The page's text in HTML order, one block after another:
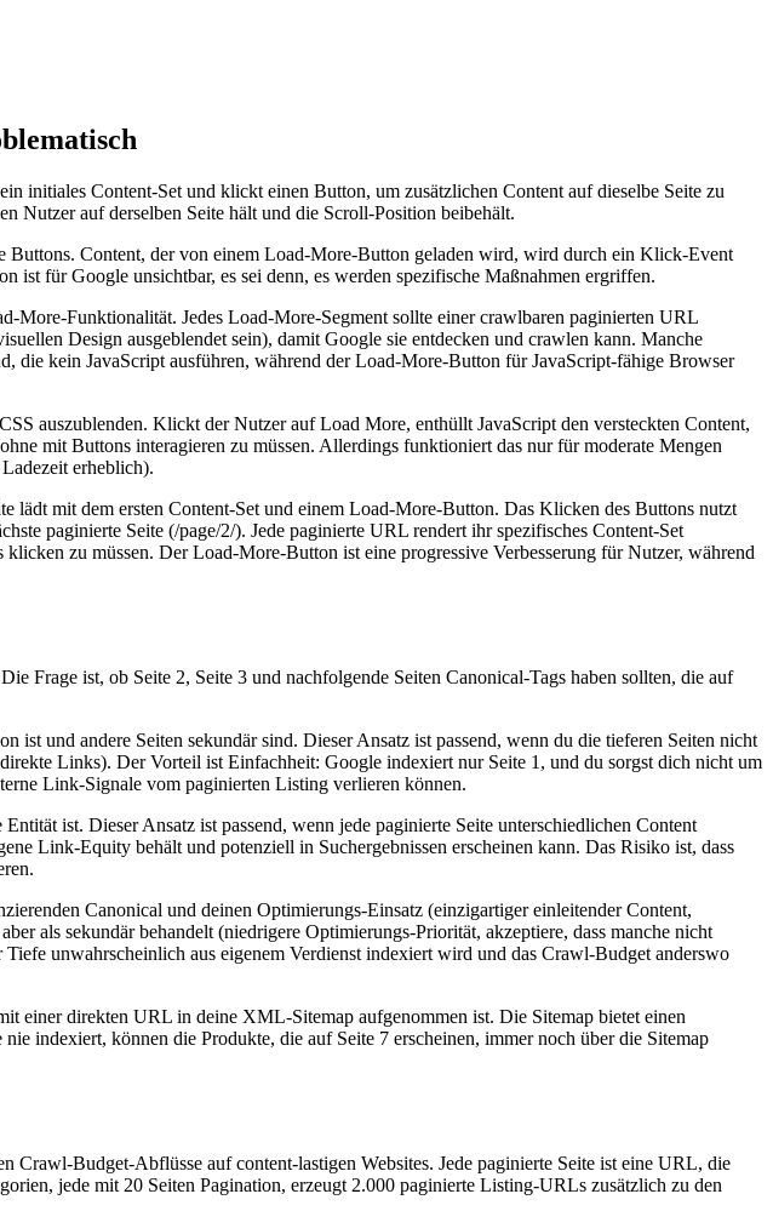
Content-Set und klickt einen Button, um zusätzlichen Content auf dieselbe Seite zu
Nutzer auf derselben Seite hält und die Scroll-Position beibehält.
Content, der von einem Load-More-Button geladen wird, wird durch ein Klick-Event
für Google unsichtbar, es sei denn, es werden spezifische Maßnahmen ergriffen.
Funktionalität. Jedes Load-More-Segment sollte einer crawlbaren paginierten URL
Design ausgeblendet sein), damit Google sie entdecken und crawlen kann. Manche
die kein JavaScript ausführen, während der Load-More-Button für JavaScript-fähige Browser
auszublenden. Klickt der Nutzer auf Load More, enthüllt JavaScript den versteckten Content,
mit Buttons interagieren zu müssen. Allerdings funktioniert das nur für moderate Mengen
erheblich).
mit dem ersten Content-Set und einem Load-More-Button. Das Klicken des Buttons nutzt
paginierte Seite (/page/2/). Jede paginierte URL rendert ihr spezifisches Content-Set
zu müssen. Der Load-More-Button ist eine progressive Verbesserung für Nutzer, während
Frage ist, ob Seite 2, Seite 3 und nachfolgende Seiten Canonical-Tags haben sollten, die auf
ist und andere Seiten sekundär sind. Dieser Ansatz ist passend, wenn du die tieferen Seiten nicht
Links). Der Vorteil ist Einfachheit: Google indexiert nur Seite 1, und du sorgst dich nicht um
Link-Signale vom paginierten Listing verlieren können.
ist. Dieser Ansatz ist passend, wenn jede paginierte Seite unterschiedlichen Content
Link-Equity behält und potenziell in Suchergebnissen erscheinen kann. Das Risiko ist, dass
Canonical und deinen Optimierungs-Einsatz (einzigartiger einleitender Content,
als sekundär behandelt (niedrigere Optimierungs-Priorität, akzeptiere, dass manche nicht
unwahrscheinlich aus eigenem Verdienst indexiert wird und das Crawl-Budget anderswo
einer direkten URL in deine XML-Sitemap aufgenommen ist. Die Sitemap bietet einen
indexiert, können die Produkte, die auf Seite 7 erscheinen, immer noch über die Sitemap
Crawl-Budget-Abflüsse auf content-lastigen Websites. Jede paginierte Seite ist eine URL, die
jede mit 20 Seiten Pagination, erzeugt 2.000 paginierte Listing-URLs zusätzlich zu den